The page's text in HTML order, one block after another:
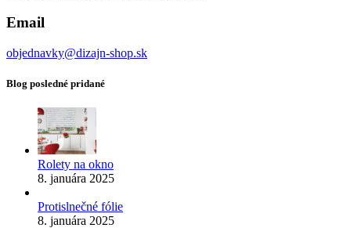
Email
objednavky@dizajn-shop.sk
Blog posledné pridané
Rolety na okno
8. januára 2025
Protislnečné fólie
8. januára 2025